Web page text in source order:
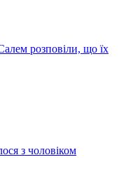
розповіли, що їх
з чоловіком